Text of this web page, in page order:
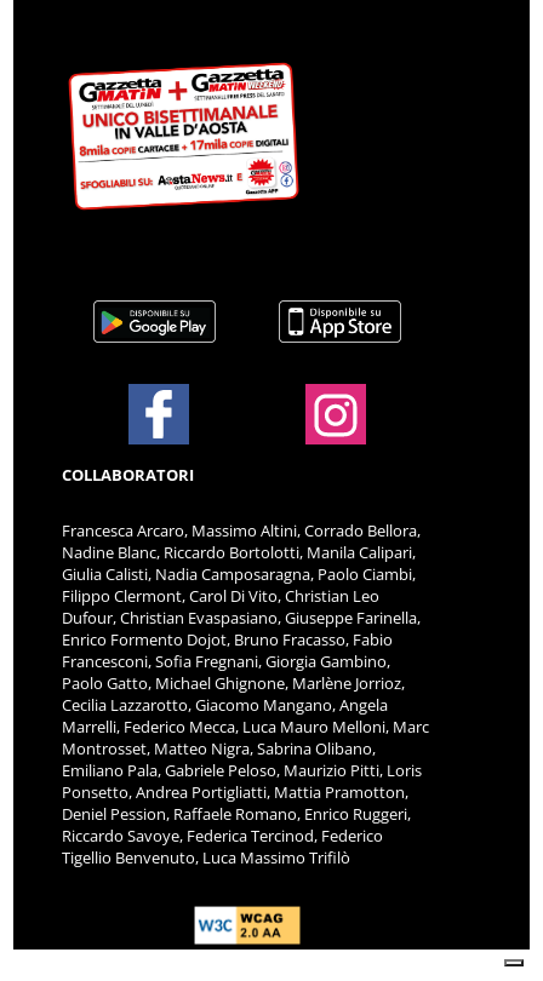
COLLABORATORI
Francesca Arcaro, Massimo Altini, Corrado Bellora,
Nadine Blanc, Riccardo Bortolotti, Manila Calipari,
Giulia Calisti, Nadia Camposaragna, Paolo Ciambi,
Filippo Clermont, Carol Di Vito, Christian Leo
Dufour, Christian Evaspasiano, Giuseppe Farinella,
Enrico Formento Dojot, Bruno Fracasso, Fabio
Francesconi, Sofia Fregnani, Giorgia Gambino,
Paolo Gatto, Michael Ghignone, Marlène Jorrioz,
Cecilia Lazzarotto, Giacomo Mangano, Angela
Marrelli, Federico Mecca, Luca Mauro Melloni, Marc
Montrosset, Matteo Nigra, Sabrina Olibano,
Emiliano Pala, Gabriele Peloso, Maurizio Pitti, Loris
Ponsetto, Andrea Portigliatti, Mattia Pramotton,
Deniel Pession, Raffaele Romano, Enrico Ruggeri,
Riccardo Savoye, Federica Tercinod, Federico
Tigellio Benvenuto, Luca Massimo Trifilò